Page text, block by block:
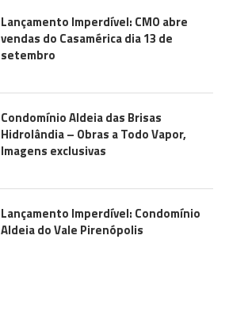
Lançamento Imperdível: CMO abre
vendas do Casamérica dia 13 de
setembro
Condomínio Aldeia das Brisas
Hidrolândia – Obras a Todo Vapor,
Imagens exclusivas
Lançamento Imperdível: Condomínio
Aldeia do Vale Pirenópolis